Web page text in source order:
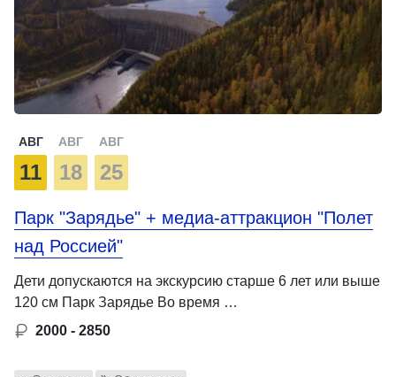
АВГ
11
АВГ
18
АВГ
25
Парк "Зарядье" + медиа-аттракцион "Полет
над Россией"
Дети допускаются на экскурсию старше 6 лет или выше
120 см Парк Зарядье Во время …
2000 - 2850